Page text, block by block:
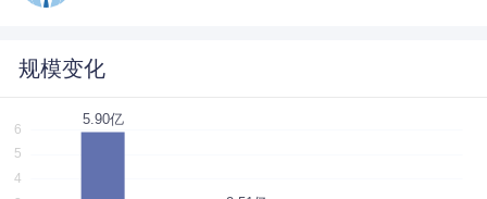
规模变化